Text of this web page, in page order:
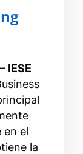
IESE
en el
la